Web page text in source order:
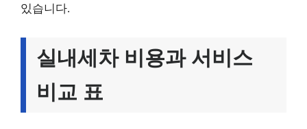
있습니다.
실내세차 비용과 서비스
비교 표